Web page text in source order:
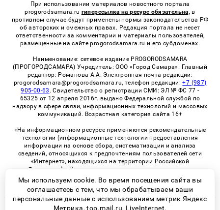
При использовании материалов новостного портала
progorodsamara.ru гиперссылка на ресурс обязательна, в
противном случае будут применены нормы законодательства РФ
об авторских и смежных правах. Редакция портала не несет
ответственности за комментарии и материалы пользователей,
размещенные на сайте progorodsamara.ru и его субдоменах.
Наименование: сетевое издание PROGORODSAMARA
(ПРОГОРОДСАМАРА) Учредитель: ООО «Город Самара». Главный
редактор: Романова А.А. Электронная почта редакции:
progorodsamara@progorodsamara.ru, телефон редакции:+7 (987)
905-00-63 . Свидетельство о регистрации СМИ: ЭЛ № ФС 77 -
65325 от 12 апреля 2016г. выдано Федеральной службой по
надзору в сфере связи, информационных технологий и массовых
коммуникаций. Возрастная категория сайта 16+
«На информационном ресурсе применяются рекомендательные
технологии (информационные технологии предоставления
информации на основе сбора, систематизации и анализа
сведений, относящихся к предпочтениям пользователей сети
«Интернет», находящихся на территории Российской
Федерации)». Правила применения рекомендательных
технологий в виджетах рекламно-обменной сети
«СМИ2» (PDF)
Мы используем cookie. Во время посещения сайта вы
соглашаетесь с тем, что мы обрабатываем ваши
персональные данные с использованием метрик Яндекс
Метрика, top.mail.ru, LiveInternet.